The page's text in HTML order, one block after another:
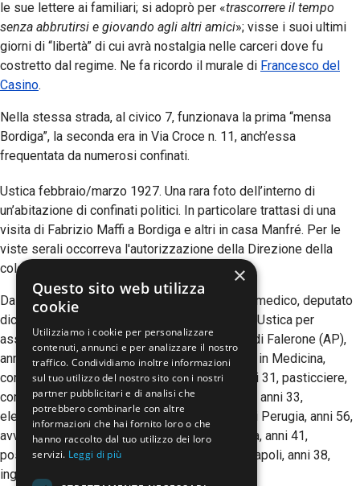
le sue lettere ai familiari; si adoprò per «trascorrere il tempo
senza abbrutirsi e giovando agli altri amici»; visse i suoi ultimi
giorni di “libertà” di cui avrà nostalgia nelle carceri dove fu
costretto dal regime. Ne fa ricordo il murale di Francesco del
Casino.
Nella stessa strada, al civico 7, funzionava la prima “mensa
Bordiga”, la seconda era in Via Croce n. 11, anch’essa
frequentata da numerosi confinati.
Ustica febbraio/marzo 1927. Una rara foto dell’interno di
un’abitazione di confinati politici. In particolare trattasi di una
visita di Fabrizio Maffi a Bordiga e altri in casa Manfré. Per le
viste serali occorreva l'autorizzazione della Direzione della
colonia.
Da sinistra: Fabrizio Maffi
, di Genova, anni 59, medico, deputato
dichiarato decaduto, comunista; Bruna Maffi, a Ustica per
assistere il padre Fabrizio;Cesare Marcucci
, di Falerone (AP),
anni 20 (il più giovane tra i confinati), studente in Medicina,
comunista; Ettore Madrucciani, di L’Aquila, anni 31, pasticciere,
comunista;Oreste Acquisti(in piedi), di Roma, anni 33,
elettricista, comunista; Giuseppe Sbaraglini
, di Perugia, anni 56,
avvocato, socialista;Pietro Ventura, di L’Aquila, anni 41,
possidente, comunista;
, di Napoli, anni 38,
ingegnere, comunista.
×
Questo sito web utilizza
cookie
Utilizziamo i cookie per personalizzare
contenuti, annunci e per analizzare il nostro
traffico. Condividiamo inoltre informazioni
sul tuo utilizzo del nostro sito con i nostri
partner pubblicitari e di analisi che
potrebbero combinarle con altre
informazioni che hai fornito loro o che
hanno raccolto dal tuo utilizzo dei loro
servizi. Leggi di più